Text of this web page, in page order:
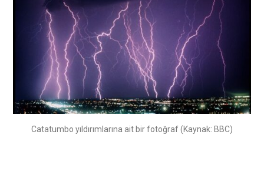
Catatumbo yıldırımlarına ait bir fotoğraf (Kaynak: BBC)